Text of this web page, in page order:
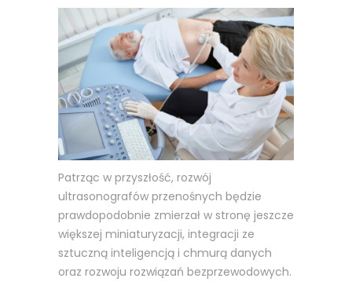
Patrząc w przyszłość, rozwój
ultrasonografów przenośnych będzie
prawdopodobnie zmierzał w stronę jeszcze
większej miniaturyzacji, integracji ze
sztuczną inteligencją i chmurą danych
oraz rozwoju rozwiązań bezprzewodowych.